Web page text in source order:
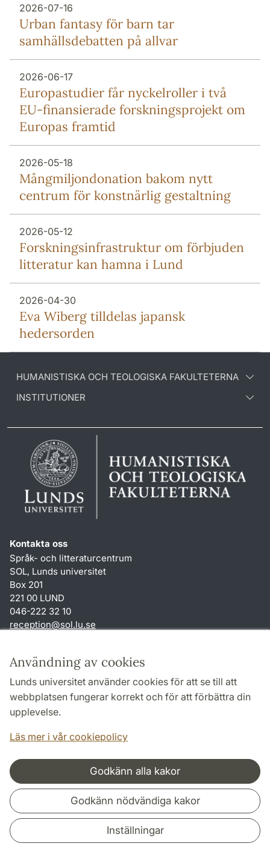
Användning av cookies
Lunds universitet använder cookies för att se till att
webbplatsen fungerar korrekt och för att förbättra din
upplevelse.
Läs mer i vår cookiepolicy
Godkänn alla kakor
Godkänn nödvändiga kakor
Inställningar
2026-07-16
Urban fantasy för barn tar
samhällsdebatten på allvar
2026-06-17
Europa­studier får nyckel­roller i två
EU-finansierade forsknings­projekt om
Europas framtid
2026-05-18
Mång­miljon­donation bakom nytt
centrum för konstnärlig gestaltning
2026-05-12
Forsknings­infrastruktur om förbjuden
litteratur kan hamna i Lund
2026-04-30
Eva Wiberg tilldelas japansk
hedersorden
HUMANISTISKA OCH TEOLOGISKA FAKULTETERNA
INSTITUTIONER
Kontakta oss
Språk- och litteraturcentrum
SOL, Lunds universitet
Box 201
221 00 LUND
046-222 32 10
reception@sol.lu.se
Genvägar
Om webbplatsen och cookies
Behandling av personuppgifter
Tillgänglighetsredogörelse
Samarbeten och nätverk